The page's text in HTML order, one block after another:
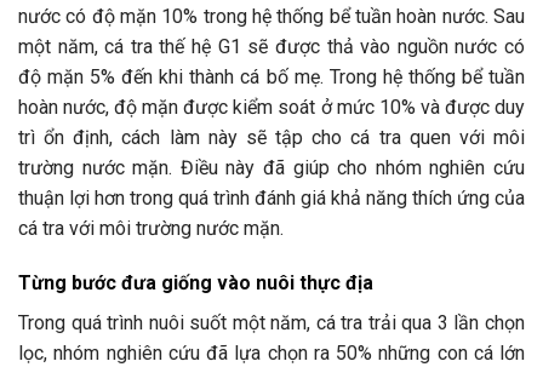
nước có độ mặn 10% trong hệ thống bể tuần hoàn nước. Sau
một năm, cá tra thế hệ G1 sẽ được thả vào nguồn nước có
độ mặn 5% đến khi thành cá bố mẹ. Trong hệ thống bể tuần
hoàn nước, độ mặn được kiểm soát ở mức 10% và được duy
trì ổn định, cách làm này sẽ tập cho cá tra quen với môi
trường nước mặn. Điều này đã giúp cho nhóm nghiên cứu
thuận lợi hơn trong quá trình đánh giá khả năng thích ứng của
cá tra với môi trường nước mặn.
Từng bước đưa giống vào nuôi thực địa
Trong quá trình nuôi suốt một năm, cá tra trải qua 3 lần chọn
lọc, nhóm nghiên cứu đã lựa chọn ra 50% những con cá lớn